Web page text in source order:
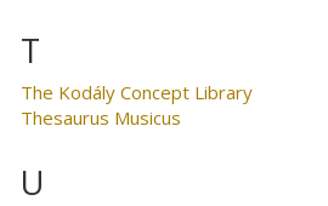
T
The Kodály Concept Library
Thesaurus Musicus
U